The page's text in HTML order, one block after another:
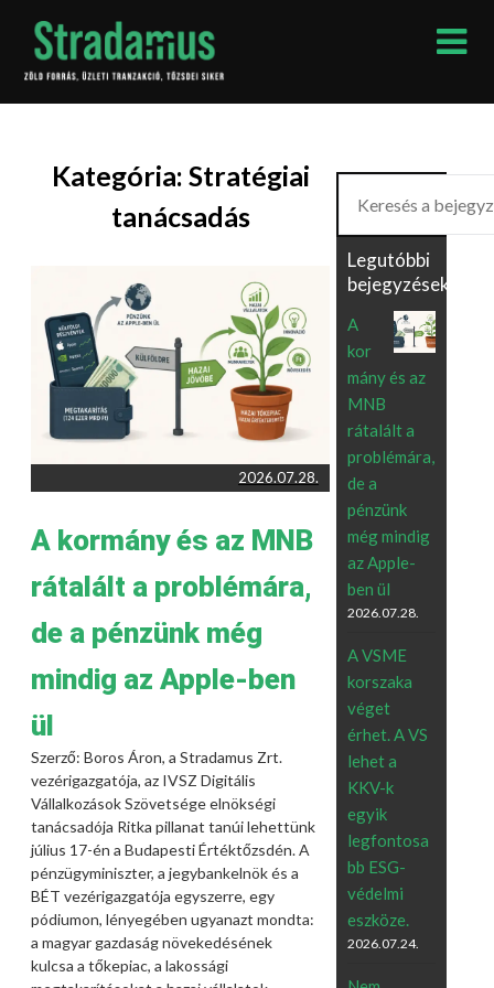
content
Kategória: Stratégiai
tanácsadás
2026.07.28.
A kormány és az MNB
rátalált a problémára,
de a pénzünk még
mindig az Apple-ben
ül
Szerző: Boros Áron, a Stradamus Zrt.
vezérigazgatója, az IVSZ Digitális
Vállalkozások Szövetsége elnökségi
tanácsadója Ritka pillanat tanúi lehettünk
július 17-én a Budapesti Értéktőzsdén. A
pénzügyminiszter, a jegybankelnök és a
BÉT vezérigazgatója egyszerre, egy
pódiumon, lényegében ugyanazt mondta:
a magyar gazdaság növekedésének
kulcsa a tőkepiac, a lakossági
Legutóbbi
bejegyzések
A
kor
mány és az
MNB
rátalált a
problémára,
de a
pénzünk
még mindig
az Apple-
ben ül
2026.07.28.
A VSME
korszaka
véget
érhet. A VS
lehet a
KKV-k
egyik
legfontosa
bb ESG-
védelmi
eszköze.
2026.07.24.